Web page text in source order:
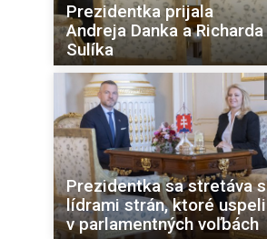
Prezidentka prijala
Andreja Danka a Richarda
Sulíka
Prezidentka sa stretáva s
lídrami strán, ktoré uspeli
v parlamentných voľbách